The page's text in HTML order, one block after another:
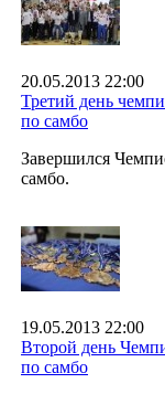
20.05.2013 22:00
Третий день
по самбо
Завершился
самбо.
19.05.2013 22:00
Второй день
по самбо